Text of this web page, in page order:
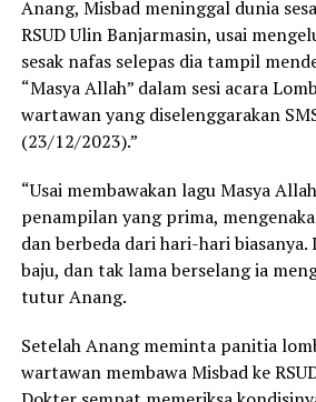
Anang, Misbad meninggal dunia
RSUD Ulin Banjarmasin, usai
sesak nafas selepas dia tampil
“Masya Allah” dalam sesi acara
wartawan yang diselenggarakan
(23/12/2023).”
“Usai membawakan lagu Masya
penampilan yang prima,
dan berbeda dari hari-hari
baju, dan tak lama berselang ia
tutur Anang.
Setelah Anang meminta panitia
wartawan membawa Misbad ke